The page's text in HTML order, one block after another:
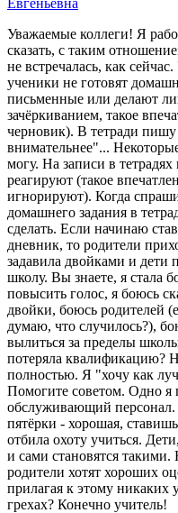
Уважаемые коллеги! Я
сказать, с таким
не встречалась, как
ученики не готовят
письменные или делают
зачёркиванием, такое
черновик). В тетради
внимательнее"...
могу. На записи в
реагируют (такое
игнорируют). Когда
домашнего задания в
сделать. Если начинаю
дневник, то родители
задавила двойками и дети
школу. Вы знаете, я стала
повысить голос, я боюсь
двойки, боюсь родителей
думаю, что случилось?),
вылиться за пределы
потеряла квалификацию?
полностью. Я "хочу как
Помогите советом. Одно я
обслуживающий
пятёрки - хорошая,
отбила охоту учиться.
и сами становятся такими.
родители хотят хороших
прилагая к этому никаких
грехах? Конечно учитель!